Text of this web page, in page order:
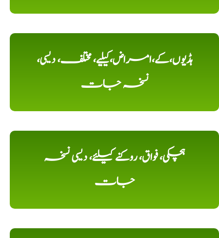
ہڈیوں،کے،امراض،کیلیے، مختلف، دیسی،
نسخہ جات
ہچکی، فواق، روکنے کیلئے، دیسی نسخہ
جات